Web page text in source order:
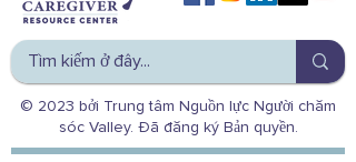
© 2023 bởi Trung tâm Nguồn lực Người chăm
sóc Valley. Đã đăng ký Bản quyền.